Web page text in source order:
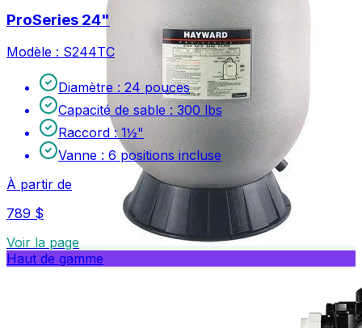
ProSeries 24"
Modèle : S244TC
Diamètre : 24 pouces
Capacité de sable : 300 lbs
Raccord : 1½"
Vanne : 6 positions incluse
À partir de
789 $
Voir la page
Haut de gamme